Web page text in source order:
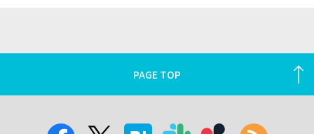
PAGE TOP